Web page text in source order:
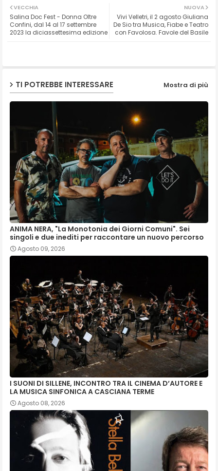
ats
NUOVA
Vivi Velletri, il 2 agosto Giuliana
De Sio tra Musica, Fiabe e Teatro
con Favolosa. Favole del Basile
VECCHIA
Salina Doc Fest - Donna Oltre
Confini, dal 14 al 17 settembre
2023 la diciassettesima edizione
TI POTREBBE INTERESSARE Mostra di più
ANIMA NERA, "La Monotonia dei Giorni Comuni". Sei
singoli e due inediti per raccontare un nuovo percorso
Agosto 09, 2026
I SUONI DI SILLENE, INCONTRO TRA IL CINEMA D’AUTORE E
LA MUSICA SINFONICA A CASCIANA TERME
Agosto 08, 2026